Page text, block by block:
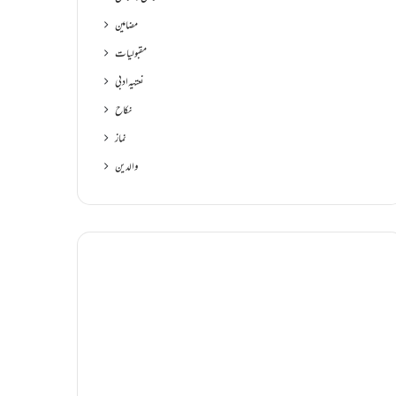
مضامین
مقبولیات
نعتیہ ادبی
نکاح
نماز
والدین